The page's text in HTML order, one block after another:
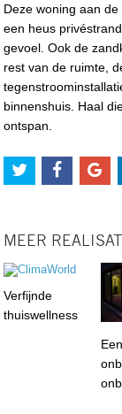
Deze woning aan
een heus
gevoel. Ook de
rest van de ruimte,
binnenshuis. Haal
ontspan.
MEER
Verfijnde
thuiswellness